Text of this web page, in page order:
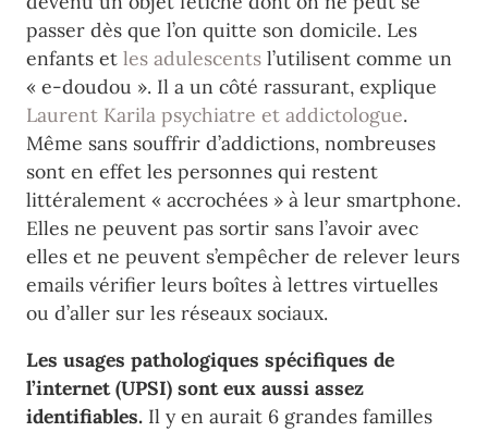
passer dès que l’on quitte son domicile. Les
enfants et les adulescents l’utilisent comme un
« e-doudou ». Il a un côté rassurant, explique
Laurent Karila psychiatre et addictologue.
Même sans souffrir d’addictions, nombreuses
sont en effet les personnes qui restent
littéralement « accrochées » à leur smartphone.
Elles ne peuvent pas sortir sans l’avoir avec
elles et ne peuvent s’empêcher de relever leurs
emails vérifier leurs boîtes à lettres virtuelles
ou d’aller sur les réseaux sociaux.
Les usages pathologiques spécifiques de
l’internet (UPSI) sont eux aussi assez
identifiables. Il y en aurait 6 grandes familles